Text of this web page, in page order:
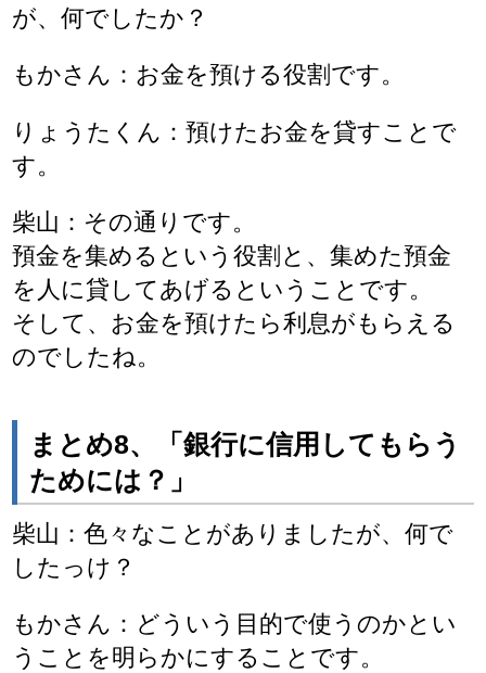
が、何でしたか？
もかさん：お金を預ける役割です。
りょうたくん：預けたお金を貸すことで
す。
柴山：その通りです。
預金を集めるという役割と、集めた預金
を人に貸してあげるということです。
そして、お金を預けたら利息がもらえる
のでしたね。
まとめ8、「銀行に信用してもらう
ためには？」
柴山：色々なことがありましたが、何で
したっけ？
もかさん：どういう目的で使うのかとい
うことを明らかにすることです。